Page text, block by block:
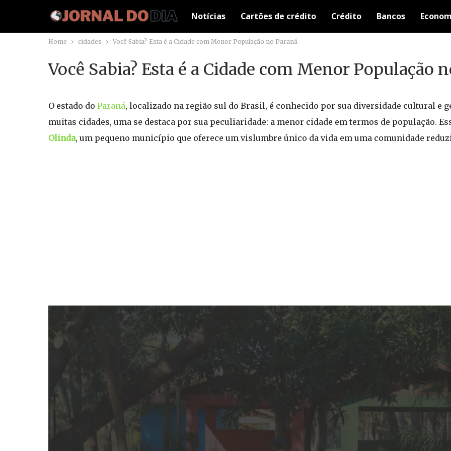
Notícias Cartões de crédito Crédito Bancos
Home cidades Você Sabia? Esta é a Cidade com Menor População no Paraná
Você Sabia? Esta é a Cidade com Menor População
O estado do Paraná, localizado na região sul do Brasil, é conhecido por sua diversidade cultural e
muitas cidades, uma se destaca por sua peculiaridade: a menor cidade em termos de população.
Olinda, um pequeno município que oferece um vislumbre único da vida em uma comunidade